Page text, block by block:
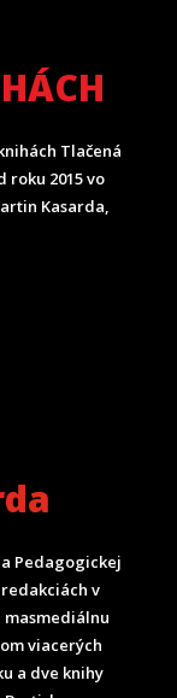
Tlačená
roku 2015 vo
Kasarda,
Pedagogickej
v
masmediálnu
viacerých
a dve knihy